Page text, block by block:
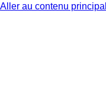
Aller au contenu principal